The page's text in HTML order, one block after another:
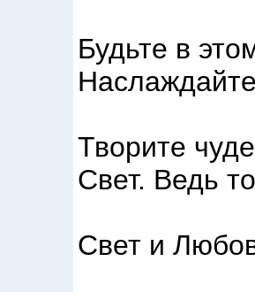
Будьте в
Творите
Свет. Ведь
Свет и